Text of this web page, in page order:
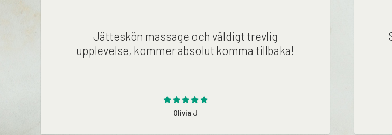
Jätteskön massage och väldigt trevlig
upplevelse, kommer absolut komma tillbaka!
Olivia J